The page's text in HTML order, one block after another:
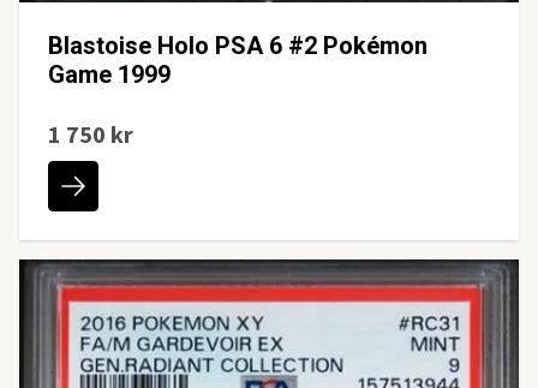
Blastoise Holo PSA 6 #2 Pokémon
Game 1999
1 750 kr